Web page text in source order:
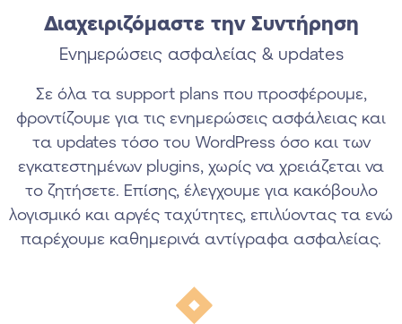
Διαχειριζόμαστε την Συντήρηση
Ενημερώσεις ασφαλείας & updates
Σε όλα τα support plans που προσφέρουμε,
φροντίζουμε για τις ενημερώσεις ασφάλειας και
τα updates τόσο του WordPress όσο και των
εγκατεστημένων plugins, χωρίς να χρειάζεται να
το ζητήσετε. Επίσης, έλεγχουμε για κακόβουλο
λογισμικό και αργές ταχύτητες, επιλύοντας τα ενώ
παρέχουμε καθημερινά αντίγραφα ασφαλείας.